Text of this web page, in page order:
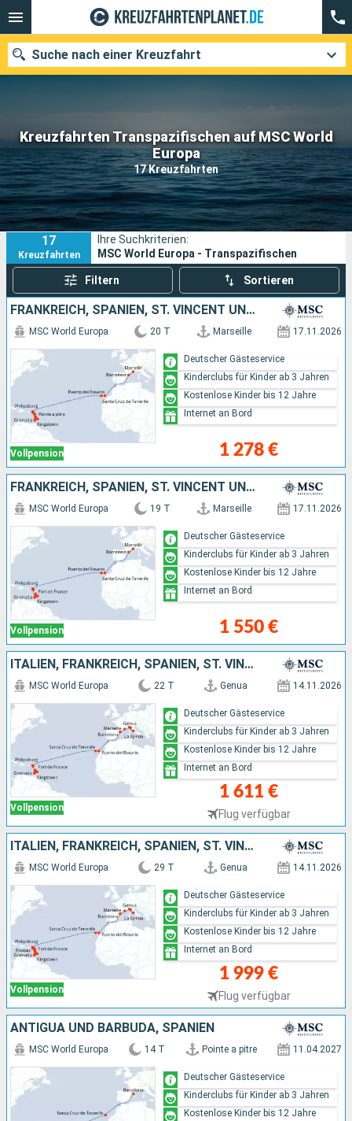
Kreuzfahrten Transpazifischen auf MSC World
Europa
17 Kreuzfahrten
Suche nach einer Kreuzfahrt
Unsere Ziele
Abfahrtsmonat
Häfen Reedereien
Suchen
17
Kreuzfahrten
Ihre Suchkriterien:
MSC World Europa - Transpazifischen
Filtern Sortieren
FRANKREICH, SPANIEN, ST. VINCENT UND DIE GRENADINEN, BARBADOS, GRENADA
Vollpension
MSC World Europa 20 T Marseille 17.11.2026
1 278 €
Deutscher Gästeservice
Kinderclubs für Kinder ab 3 Jahren
Kostenlose Kinder bis 12 Jahre
Internet an Bord
FRANKREICH, SPANIEN, ST. VINCENT UND DIE GRENADINEN, BARBADOS, GRENADA
Vollpension
MSC World Europa 19 T Marseille 17.11.2026
1 550 €
Deutscher Gästeservice
Kinderclubs für Kinder ab 3 Jahren
Kostenlose Kinder bis 12 Jahre
Internet an Bord
ITALIEN, FRANKREICH, SPANIEN, ST. VINCENT UND DIE GRENADINEN, BARBADOS, GRENADA
Vollpension
MSC World Europa 22 T Genua 14.11.2026
1 611 €
Flug verfügbar
Deutscher Gästeservice
Kinderclubs für Kinder ab 3 Jahren
Kostenlose Kinder bis 12 Jahre
Internet an Bord
ITALIEN, FRANKREICH, SPANIEN, ST. VINCENT UND DIE GRENADINEN, BARBADOS, GRENADA, ANTIGUA UND BARBUDA, DOMINICA
Vollpension
MSC World Europa 29 T Genua 14.11.2026
1 999 €
Flug verfügbar
Deutscher Gästeservice
Kinderclubs für Kinder ab 3 Jahren
Kostenlose Kinder bis 12 Jahre
Internet an Bord
ANTIGUA UND BARBUDA, SPANIEN
MSC World Europa 14 T Pointe a pitre 11.04.2027
Deutscher Gästeservice
Kinderclubs für Kinder ab 3 Jahren
Kostenlose Kinder bis 12 Jahre